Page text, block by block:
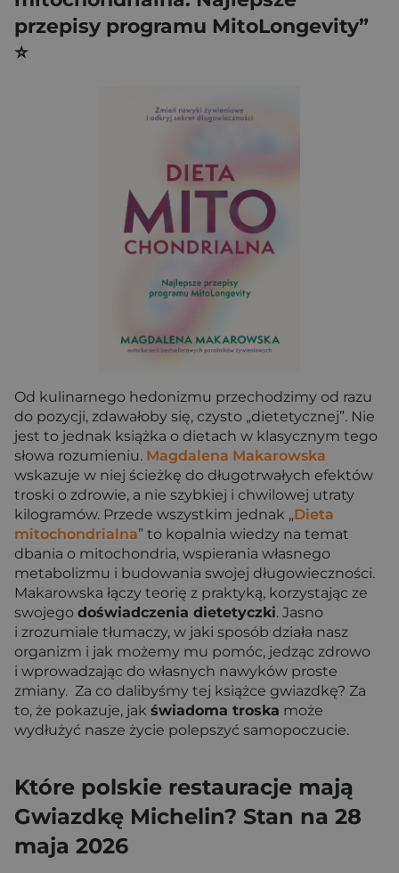
przepisy programu MitoLongevity”
⭐
Od kulinarnego hedonizmu przechodzimy od razu
do pozycji, zdawałoby się, czysto „dietetycznej”. Nie
jest to jednak książka o dietach w klasycznym tego
słowa rozumieniu. Magdalena Makarowska
wskazuje w niej ścieżkę do długotrwałych efektów
troski o zdrowie, a nie szybkiej i chwilowej utraty
kilogramów. Przede wszystkim jednak „Dieta
mitochondrialna” to kopalnia wiedzy na temat
dbania o mitochondria, wspierania własnego
metabolizmu i budowania swojej długowieczności.
Makarowska łączy teorię z praktyką, korzystając ze
swojego doświadczenia dietetyczki. Jasno
i zrozumiale tłumaczy, w jaki sposób działa nasz
organizm i jak możemy mu pomóc, jedząc zdrowo
i wprowadzając do własnych nawyków proste
zmiany. Za co dalibyśmy tej książce gwiazdkę? Za
to, że pokazuje, jak świadoma troska może
wydłużyć nasze życie polepszyć samopoczucie.
Które polskie restauracje mają
Gwiazdkę Michelin? Stan na 28
maja 2026